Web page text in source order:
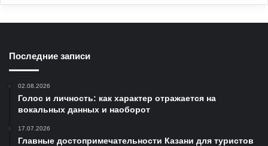
Последние записи
02.08.2026
Голос и личность: как характер отражается на
вокальных данных и наоборот
17.07.2026
Главные достопримечательности Казани для туристов